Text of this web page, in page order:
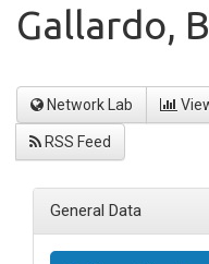
Gallardo,
Network Lab
RSS Feed
General Data